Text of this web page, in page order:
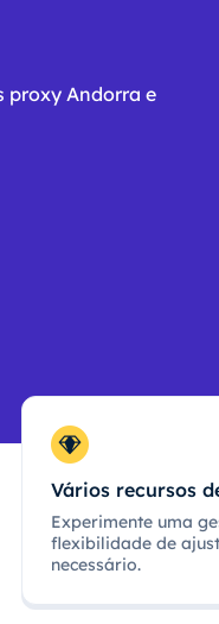
proxy Andorra e
Vários recursos
Experimente uma
flexibilidade de
necessário.